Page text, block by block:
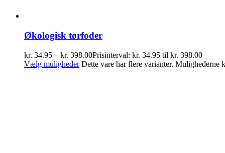
Økologisk tørfoder
kr. 34.95 – kr. 398.00Prisinterval: kr. 34.95 til kr. 398.00
Vælg muligheder Dette vare har flere varianter. Mulighederne